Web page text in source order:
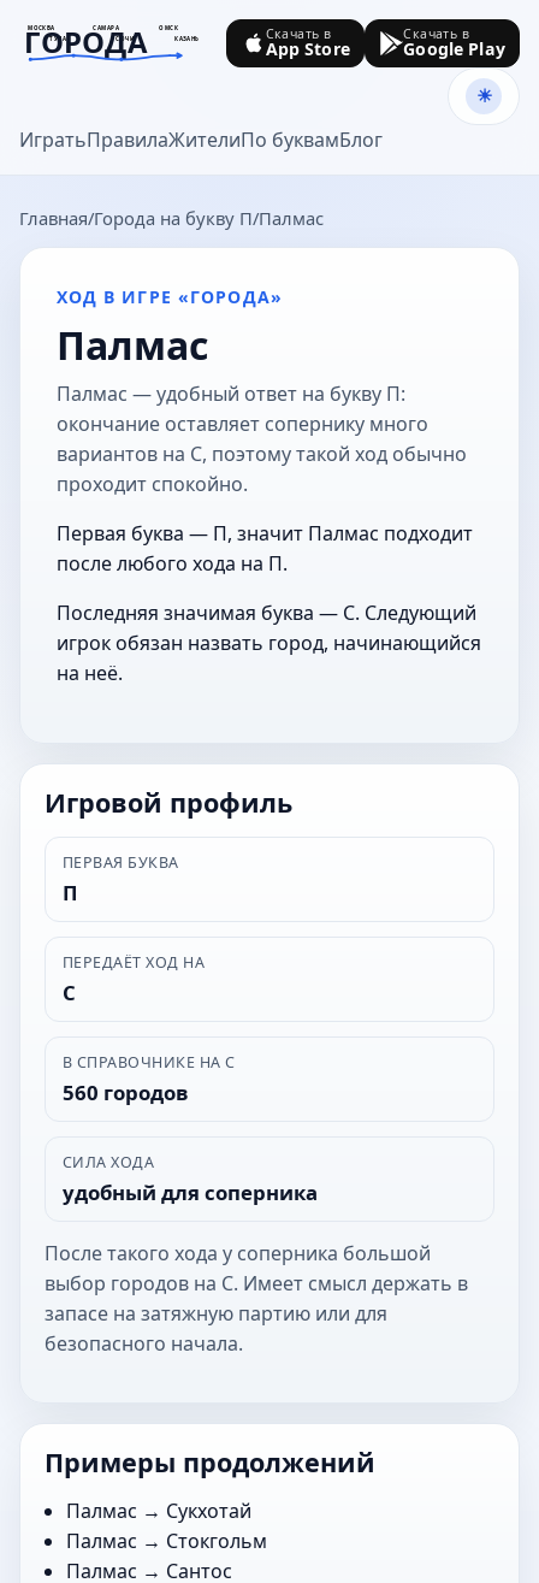
МОСКВА САМАРА
ОМСК
ТУЛА
СОЧИ КАЗАНЬ
ГОРОДА
goroda-na.ru
ИгратьПравилаЖителиПо буквамБлог
Скачать в
App Store
Скачать в
Google Play
Главная Города на букву П Палмас
ХОД В ИГРЕ «ГОРОДА»
Палмас
Палмас — удобный ответ на букву П:
окончание оставляет сопернику много
вариантов на С, поэтому такой ход обычно
проходит спокойно.
Первая буква — П, значит Палмас подходит
после любого хода на П.
Последняя значимая буква — С. Следующий
игрок обязан назвать город, начинающийся
на неё.
Игровой профиль
ПЕРВАЯ БУКВА
П
ПЕРЕДАЁТ ХОД НА
С
В СПРАВОЧНИКЕ НА С
560 городов
СИЛА ХОДА
удобный для соперника
После такого хода у соперника большой
выбор городов на С. Имеет смысл держать в
запасе на затяжную партию или для
безопасного начала.
Примеры продолжений
Палмас → Сукхотай
Палмас → Стокгольм
Палмас → Сантос